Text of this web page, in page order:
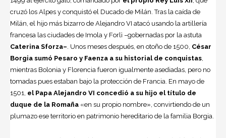
cruzó los Alpes y conquistó el Ducado de Milán. Tras la caída de
Milán, el hijo más bizarro de Alejandro VI atacó usando la artillería
francesa las ciudades de Imola y Forlì –gobernadas por la astuta
Caterina Sforza– . Unos meses después, en otoño de 1500, César
Borgia sumó Pesaro y Faenza a su historial de conquistas
mientras Bolonia y Florencia fueron igualmente asediadas, pero no
tomadas pues estaban bajo la protección de Francia. En mayo de
1501, el Papa Alejandro VI concedió a su hijo el título de
duque de la Romaña «en su propio nombre», convirtiendo de un
plumazo ese territorio en patrimonio hereditario de la familia Borgia.